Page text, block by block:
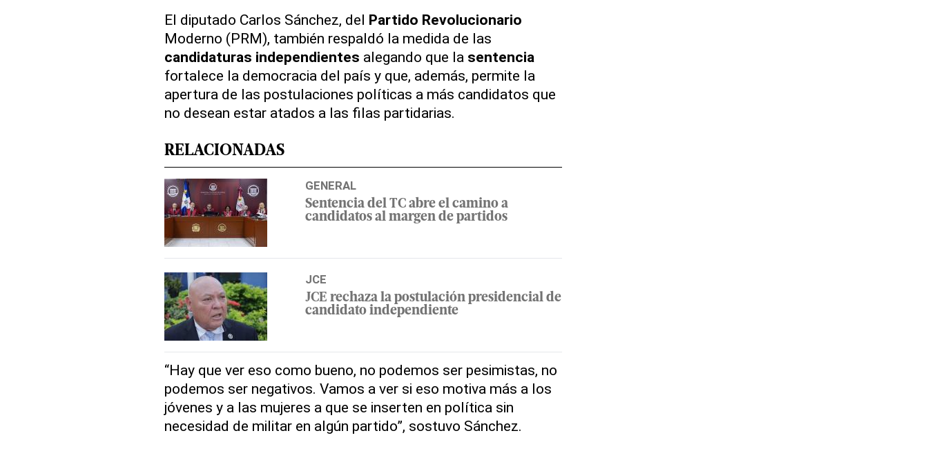
El diputado Carlos Sánchez, del Partido Revolucionario
Moderno (PRM), también respaldó la medida de las
candidaturas independientes alegando que la sentencia
fortalece la democracia del país y que, además, permite la
apertura de las postulaciones políticas a más candidatos que
no desean estar atados a las filas partidarias.
RELACIONADAS
GENERAL
Sentencia del TC abre el camino a
candidatos al margen de partidos
JCE
JCE rechaza la postulación presidencial de
candidato independiente
“Hay que ver eso como bueno, no podemos ser pesimistas, no
podemos ser negativos. Vamos a ver si eso motiva más a los
jóvenes y a las mujeres a que se inserten en política sin
necesidad de militar en algún partido”, sostuvo Sánchez.